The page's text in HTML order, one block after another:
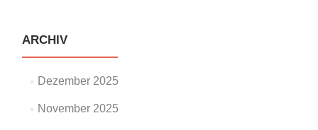
ARCHIV
Dezember 2025
November 2025